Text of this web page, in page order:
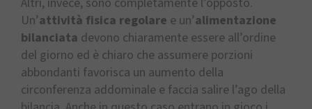
Un’attività fisica regolare e un’alimentazione
bilanciata devono chiaramente essere all’ordine
del giorno ed è chiaro che assumere porzioni
abbondanti favorisca un aumento della
circonferenza addominale e faccia salire l’ago della